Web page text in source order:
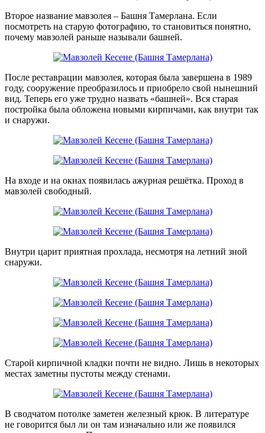
Второе название мавзолея – Башня Тамерлана. Если
посмотреть на старую фотографию, то становиться понятно,
почему мавзолей раньше называли башней.
После реставрации мавзолея, которая была завершена в 1989
году, сооружение преобразилось и приобрело свой нынешний
вид. Теперь его уже трудно назвать «башней». Вся старая
постройка была обложена новыми кирпичами, как внутри так
и снаружи.
На входе и на окнах появилась ажурная решётка. Проход в
мавзолей свободный.
Внутри царит приятная прохлада, несмотря на летний зной
снаружи.
Старой кирпичной кладки почти не видно. Лишь в некоторых
местах заметны пустоты между стенами.
В сводчатом потолке заметен железный крюк. В литературе
не говорится был ли он там изначально или же появился